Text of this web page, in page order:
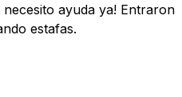
ayuda ya! Entraron
estafas.